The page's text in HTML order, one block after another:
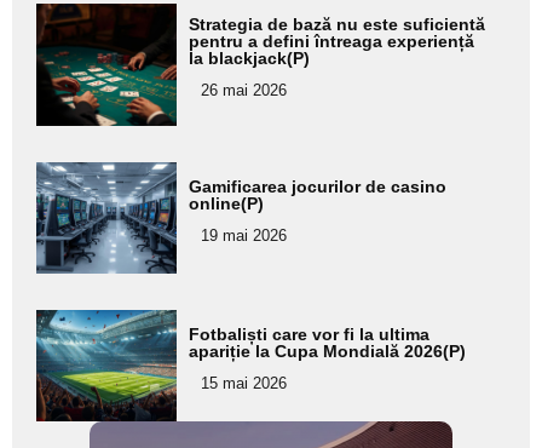
Adaugă
aici textul
pentru
subtitlu
Strategia de bază nu este suficientă
pentru a defini întreaga experiență
la blackjack(P)
26 mai 2026
Adaugă
aici textul
pentru
subtitlu
Gamificarea jocurilor de casino
online(P)
19 mai 2026
Adaugă
aici textul
pentru
subtitlu
Fotbaliști care vor fi la ultima
apariție la Cupa Mondială 2026(P)
15 mai 2026